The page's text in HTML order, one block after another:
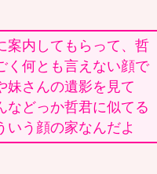
案内してもらって、哲
く何とも言えない顔で
妹さんの遺影を見て
などっか哲君に似てる
いう顔の家なんだよ